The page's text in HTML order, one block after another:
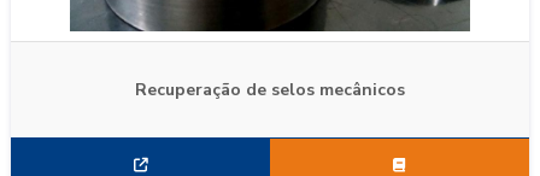
Recuperação de selos mecânicos